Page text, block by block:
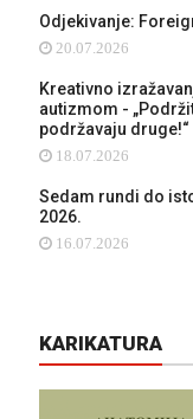
Odjekivanje:
20.07.2026
Kreativno
autizmom -
podržavaju druge!“
18.07.2026
Sedam rundi do
2026.
16.07.2026
KARIKATURA